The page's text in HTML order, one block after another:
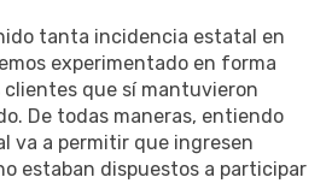
tanta incidencia estatal en
experimentado en forma
que sí mantuvieron
De todas maneras, entiendo
va a permitir que ingresen
estaban dispuestos a participar